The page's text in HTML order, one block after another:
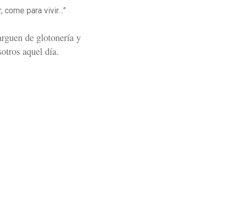
come para vivir…”
de glotonería y
aquel día.